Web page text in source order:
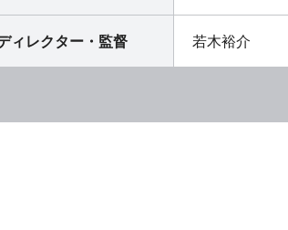
ィレクター・監督 若木裕介